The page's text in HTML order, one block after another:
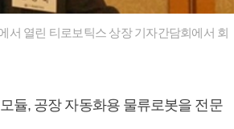
서 열린 티로보틱스 상장 기자간담회에서 회
듈, 공장 자동화용 물류로봇을 전문